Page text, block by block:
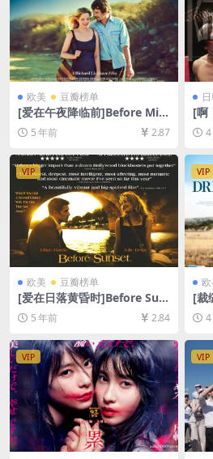
欧美 豆瓣榜单
[爱在午夜降临前]Before Mid
night (2013)[百度网盘+迅雷
云盘资源1080P超清未删减]
[MP4/6.9GB][中英字幕]
5 年前 2.87
[啊
篇
资
VIP
欧美 豆瓣榜单
[爱在日落黄昏时]Before Sun
set (2004)[百度网盘+迅雷云
盘资源1080P超清未删减][MP
5 年前 2.84
VIP
[裁
5)[
VIP VIP